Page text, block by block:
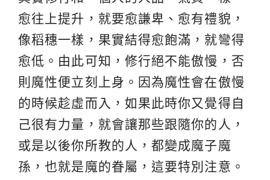
愈往上提升，就要愈謙卑、愈有禮貌，
像稻穗一樣，果實結得愈飽滿，就彎得
愈低。由此可知，修行絕不能傲慢，否
則魔性便立刻上身。因為魔性會在傲慢
的時候趁虛而入，如果此時你又覺得自
己很有力量，就會讓那些跟隨你的人，
或是以後你所教的人，都變成魔子魔
孫，也就是魔的眷屬，這要特別注意。